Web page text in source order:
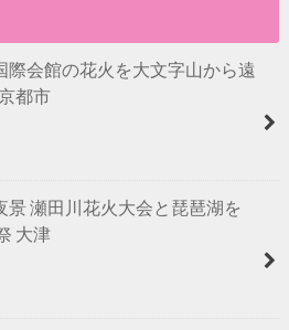
際会館の花火を大文字山から遠
都市
景 瀬田川花火大会と琵琶湖を
大津